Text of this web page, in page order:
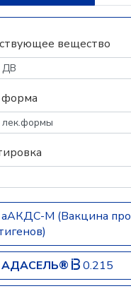
вещество
аАКДС-М (Вакцина
АДАСЕЛЬ® 0.215